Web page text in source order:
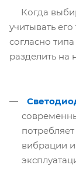
Когда
учитывать
согласно
разделить на
вибрации